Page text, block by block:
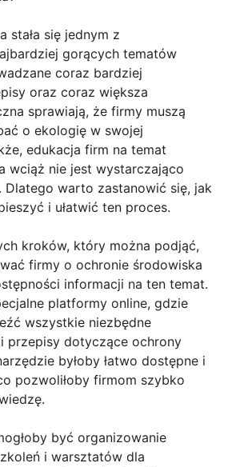
stała się jednym z
gorących tematów
coraz bardziej
oraz coraz większa
sprawiają, że firmy muszą
o ekologię w swojej
edukacja firm na temat
wciąż nie jest wystarczająco
Dlatego warto zastanowić się, jak
i ułatwić ten proces.
kroków, który można podjąć,
firmy o ochronie środowiska
informacji na ten temat.
platformy online, gdzie
wszystkie niezbędne
przepisy dotyczące ochrony
byłoby łatwo dostępne i
pozwoliłoby firmom szybko
być organizowanie
i warsztatów dla